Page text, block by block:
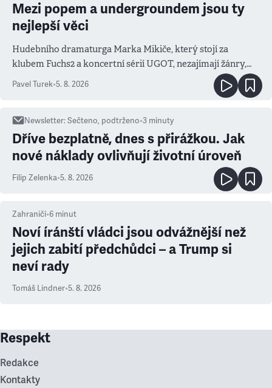
Mezi popem a undergroundem jsou ty
nejlepší věci
Hudebního dramaturga Marka Mikiče, který stojí za
klubem Fuchs2 a koncertní sérií UGOT, nezajímají žánry,
ale atmosféra
Pavel Turek•5. 8. 2026
Newsletter:Sečteno, podtrženo•3 minuty
Dříve bezplatně, dnes s přirážkou. Jak
nové náklady ovlivňují životní úroveň
Filip Zelenka•5. 8. 2026
Zahraničí•6 minut
Noví íránští vládci jsou odvážnější než
jejich zabití předchůdci – a Trump si
neví rady
Tomáš Lindner•5. 8. 2026
Respekt
Redakce
Kontakty